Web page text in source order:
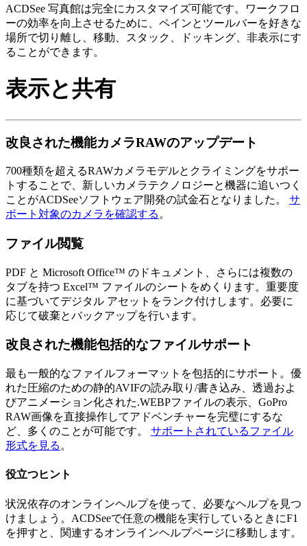
ACDSee 写真館は完全にカスタマイズ可能です。ワークフロ
ーの効率を向上させるために、ペインとツールバーを好きな
場所で切り離し、移動、スタック、ドッキング、非表示にす
ることができます。
表示と共有
改良された機能カメラRAWのアップデート
700種類を超えるRAWカメラモデルとクライミングをサポー
トすることで、新しいカメラテクノロジーと機器に追いつく
ことがACDSeeソフトウェア開発の試金石となりました。 サ
ポート対象のカメラを確認する 。
ファイル閲覧
PDF と Microsoft Office™ のドキュメント、さらには複数の
タブを持つ Excel™ ファイルのシートをめくります。重要度
に基づいてデジタル アセットをランク付けします。必要に
応じて破棄とバックアップを行います。
改良された機能包括的なファイルサポート
最も一般的なファイルフォーマットを包括的にサポート。優
れた圧縮のための静的AVIFの読み取り/書き込み、透過およ
びアニメーション化された.WEBPファイルの表示、GoPro
RAW画像を直接操作してアドベンチャーを完璧にするな
ど、多くのことが可能です。 サポートされているファイル
形式を見る 。
役立つヒント
状況依存のオンラインヘルプを使って、必要なヘルプを見つ
けましょう。ACDSeeで任意の機能を実行しているときにF1
を押すと、関連するオンラインヘルプページに移動します。